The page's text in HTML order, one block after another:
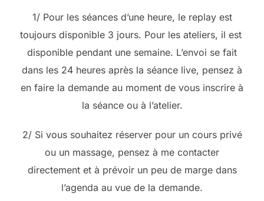
1/ Pour les séances d’une heure, le replay est
toujours disponible 3 jours. Pour les ateliers, il est
disponible pendant une semaine. L’envoi se fait
dans les 24 heures après la séance live, pensez à
en faire la demande au moment de vous inscrire à
la séance ou à l’atelier.
2/ Si vous souhaitez réserver pour un cours privé
ou un massage, pensez à me contacter
directement et à prévoir un peu de marge dans
l’agenda au vue de la demande.